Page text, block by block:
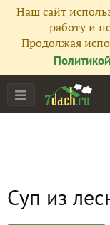
Наш сайт
работу и
Продолжая
Суп из